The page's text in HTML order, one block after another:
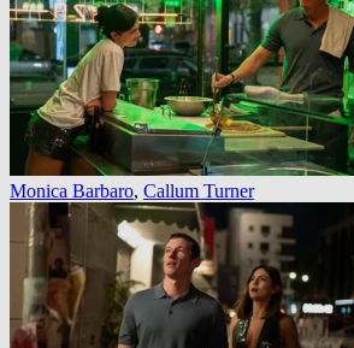
Monica Barbaro, Callum Turner